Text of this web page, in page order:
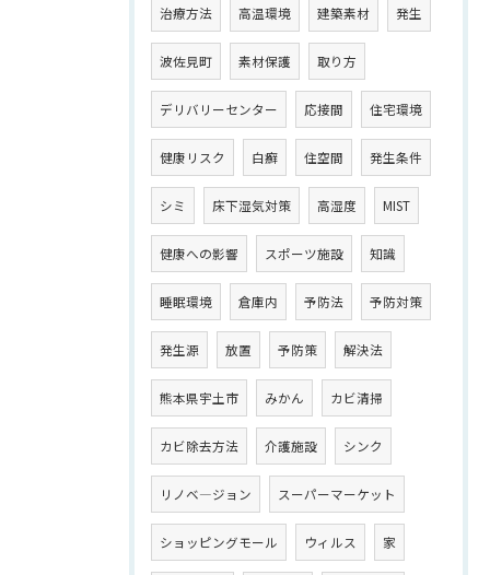
治療方法 高温環境 建築素材 発生
波佐見町 素材保護 取り方
デリバリーセンター 応接間 住宅環境
健康リスク 白癬 住空間 発生条件
シミ 床下湿気対策 高湿度 MIST
健康への影響 スポーツ施設 知識
睡眠環境 倉庫内 予防法 予防対策
発生源 放置 予防策 解決法
熊本県宇土市 みかん カビ清掃
カビ除去方法 介護施設 シンク
リノベ―ジョン スーパーマーケット
ショッピングモール ウィルス 家